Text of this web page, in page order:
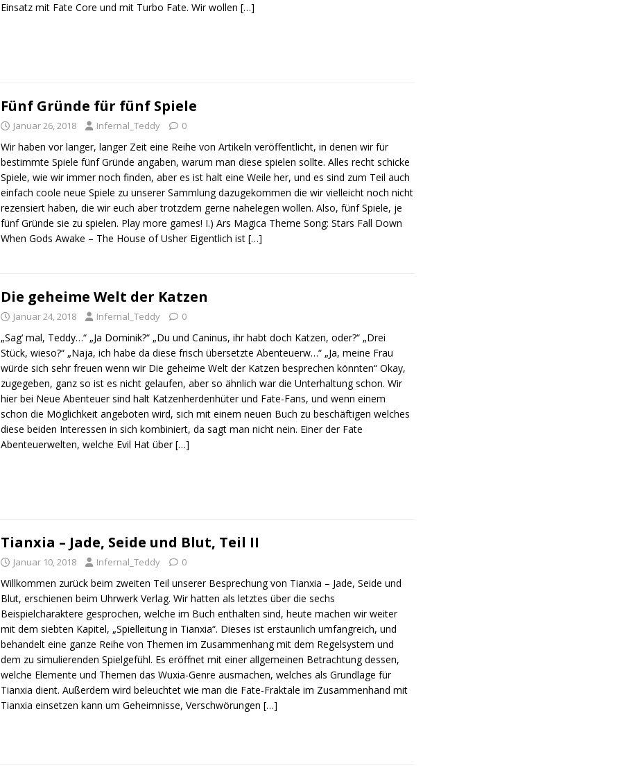
Einsatz mit Fate Core und mit Turbo Fate. Wir wollen[…]
Fünf Gründe für fünf Spiele
Januar 26, 2018 Infernal_Teddy 0
Wir haben vor langer, langer Zeit eine Reihe von Artikeln veröffentlicht, in denen wir für
bestimmte Spiele fünf Gründe angaben, warum man diese spielen sollte. Alles recht schicke
Spiele, wie wir immer noch finden, aber es ist halt eine Weile her, und es sind zum Teil auch
einfach coole neue Spiele zu unserer Sammlung dazugekommen die wir vielleicht noch nicht
rezensiert haben, die wir euch aber trotzdem gerne nahelegen wollen. Also, fünf Spiele, je
fünf Gründe sie zu spielen. Play more games! I.) Ars Magica Theme Song: Stars Fall Down
When Gods Awake – The House of Usher Eigentlich ist[…]
Die geheime Welt der Katzen
Januar 24, 2018 Infernal_Teddy 0
„Sag‘ mal, Teddy…“ „Ja Dominik?“ „Du und Caninus, ihr habt doch Katzen, oder?“ „Drei
Stück, wieso?“ „Naja, ich habe da diese frisch übersetzte Abenteuerw…“ „Ja, meine Frau
würde sich sehr freuen wenn wir Die geheime Welt der Katzen besprechen könnten“ Okay,
zugegeben, ganz so ist es nicht gelaufen, aber so ähnlich war die Unterhaltung schon. Wir
hier bei Neue Abenteuer sind halt Katzenherdenhüter und Fate-Fans, und wenn einem
schon die Möglichkeit angeboten wird, sich mit einem neuen Buch zu beschäftigen welches
diese beiden Interessen in sich kombiniert, da sagt man nicht nein. Einer der Fate
Abenteuerwelten, welche Evil Hat über[…]
Tianxia – Jade, Seide und Blut, Teil II
Januar 10, 2018 Infernal_Teddy 0
Willkommen zurück beim zweiten Teil unserer Besprechung von Tianxia – Jade, Seide und
Blut, erschienen beim Uhrwerk Verlag. Wir hatten als letztes über die sechs
Beispielcharaktere gesprochen, welche im Buch enthalten sind, heute machen wir weiter
mit dem siebten Kapitel, „Spielleitung in Tianxia“. Dieses ist erstaunlich umfangreich, und
behandelt eine ganze Reihe von Themen im Zusammenhang mit dem Regelsystem und
dem zu simulierenden Spielgefühl. Es eröffnet mit einer allgemeinen Betrachtung dessen,
welche Elemente und Themen das Wuxia-Genre ausmachen, welches als Grundlage für
Tianxia dient. Außerdem wird beleuchtet wie man die Fate-Fraktale im Zusammenhand mit
Tianxia einsetzen kann um Geheimnisse, Verschwörungen[…]